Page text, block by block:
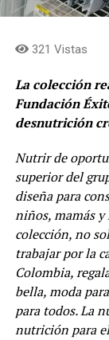
321 Vistas
La colección
Fundación
desnutrición
Nutrir de
superior del
diseña para
niños, mamás y
colección, no
trabajar por la
Colombia,
bella, moda
para todos. La
nutrición para